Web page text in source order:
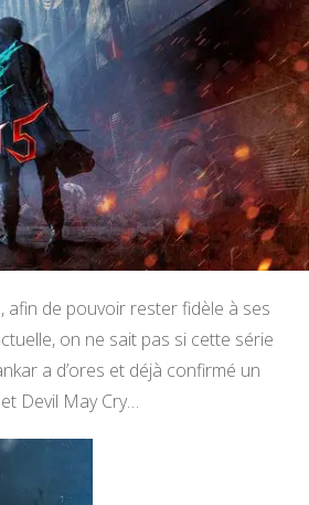
de pouvoir rester fidèle à ses
on ne sait pas si cette série
a d’ores et déjà confirmé un
Devil May Cry…